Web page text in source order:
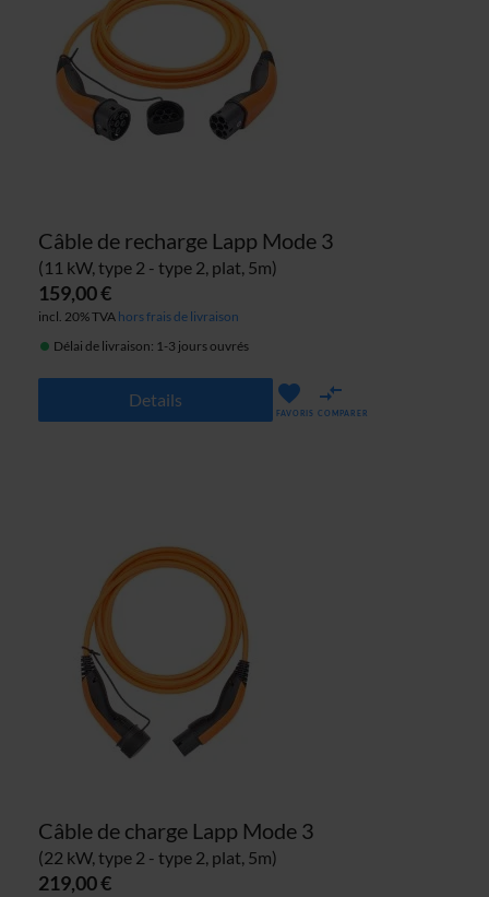
Câble de recharge Lapp Mode 3
(11 kW, type 2 - type 2, plat, 5m)
159,00 €
incl. 20% TVA hors frais de livraison
Délai de livraison: 1-3 jours ouvrés
Details
FAVORIS COMPARER
Câble de charge Lapp Mode 3
(22 kW, type 2 - type 2, plat, 5m)
219,00 €